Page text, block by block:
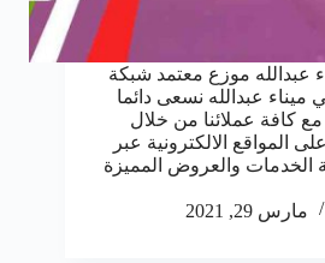
عبدالله موزع معتمد شبكة
عبدالله نسعى دائما
كافة عملائنا من خلال
المواقع الالكترونية عبر
الخدمات والعروض المميزة
مارس 29, 2021